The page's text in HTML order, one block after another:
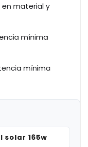
material y
mínima
mínima
165w